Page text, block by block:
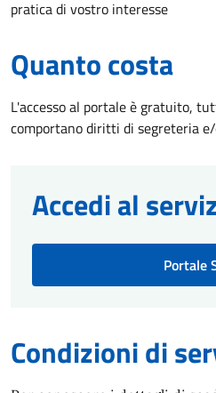
pratica di vostro interesse
Quanto costa
L'accesso al portale è gratuito,
comportano diritti di segreteria
Accedi al
Portale
Condizioni di